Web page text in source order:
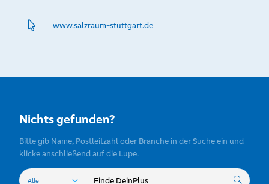
www.­salzraum-stuttgart.­de
Nichts gefunden?
Bitte gib Name, Postleitzahl oder Branche in der Suche ein und
klicke anschließend auf die Lupe.